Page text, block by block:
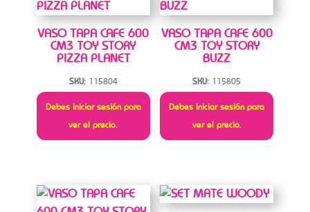
VASO TAPA CAFE 600
CM3 TOY STORY
PIZZA PLANET
SKU: 115804
Debes iniciar sesión para
ver el precio.
VASO TAPA CAFE 600
CM3 TOY STORY
BUZZ
SKU: 115805
Debes iniciar sesión para
ver el precio.